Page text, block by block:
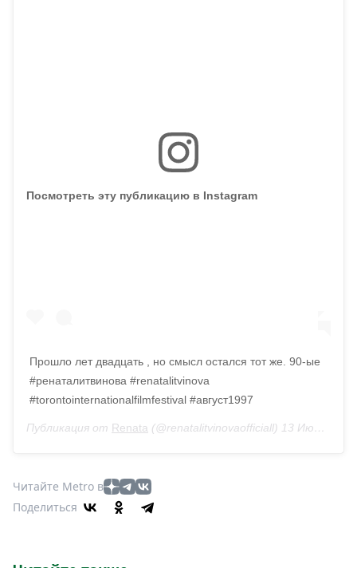
Посмотреть эту публикацию в Instagram
Прошло лет двадцать , но смысл остался тот же. 90-ые
#ренаталитвинова #renatalitvinova
#torontointernationalfilmfestival #август1997
Публикация от Renata (@renatalitvinovaofficiall) 13 Июл 2019 в 12:07 PDT
Читайте Metro в
Поделиться